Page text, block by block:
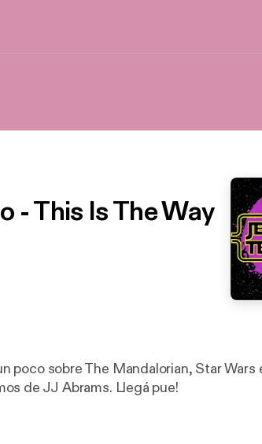
- This Is The Way
poco sobre The Mandalorian, Star Wars
de JJ Abrams. Llegá pue!